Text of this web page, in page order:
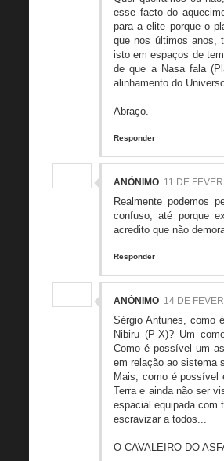
esse facto do
para a elite porque o
que nos últimos anos,
isto em espaços de
de que a Nasa fala
alinhamento do
Abraço.
Responder
ANÓNIMO 11 DE
Realmente podemos
confuso, até porque
acredito que não
Responder
ANÓNIMO 14 DE
Sérgio Antunes, como
Nibiru (P-X)? Um
Como é possível um
em relação ao sistema
Mais, como é possível
Terra e ainda não ser
espacial equipada com
escravizar a todos...
O CAVALEIRO DO